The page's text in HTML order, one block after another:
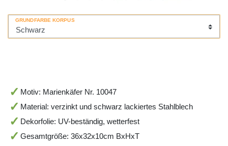
GRUNDFARBE KORPUS
Motiv: Marienkäfer Nr. 10047
Material: verzinkt und schwarz lackiertes Stahlblech
Dekorfolie: UV-beständig, wetterfest
Gesamtgröße: 36x32x10cm BxHxT